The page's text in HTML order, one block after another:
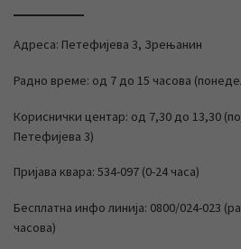
Адреса: Петефијева 3, Зрењанин
Радно време: од 7 до 15 часова
Кориснички центар: од 7,30 до 13,30
Петефијева 3)
Пријава квара: 534-097 (0-24 часа)
Бесплатна инфо линија: 0800/024-023
часова)